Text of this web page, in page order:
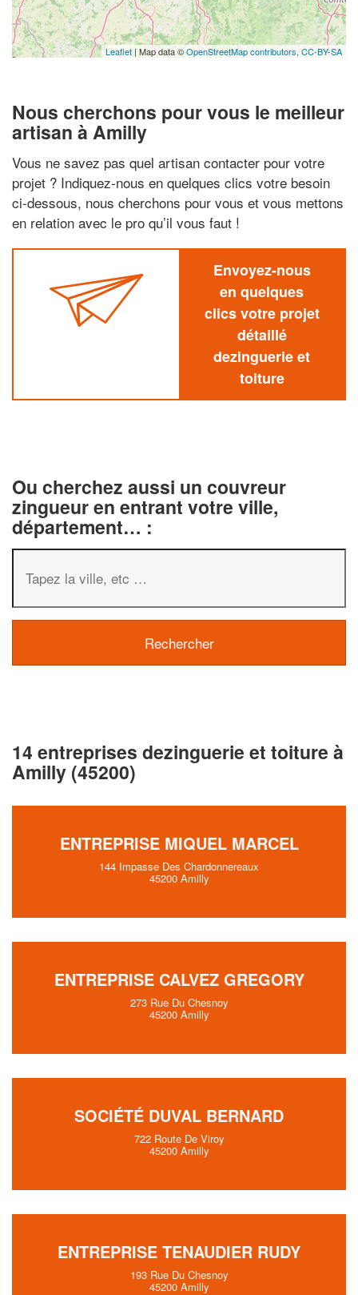
Leaflet | Map data ©OpenStreetMap contributors,CC-BY-SA
Nous cherchons pour vous le meilleur
artisan à Amilly
Vous ne savez pas quel artisan contacter pour votre
projet ? Indiquez-nous en quelques clics votre besoin
ci-dessous, nous cherchons pour vous et vous mettons
en relation avec le pro qu’il vous faut !
Envoyez-nous
en quelques
clics votre projet
détaillé
dezinguerie et
toiture
Ou cherchez aussi un couvreur
zingueur en entrant votre ville,
département… :
14 entreprises dezinguerie et toiture à
Amilly (45200)
ENTREPRISE MIQUEL MARCEL
144 Impasse Des Chardonnereaux
45200 Amilly
ENTREPRISE CALVEZ GREGORY
273 Rue Du Chesnoy
45200 Amilly
SOCIÉTÉ DUVAL BERNARD
722 Route De Viroy
45200 Amilly
ENTREPRISE TENAUDIER RUDY
193 Rue Du Chesnoy
45200 Amilly